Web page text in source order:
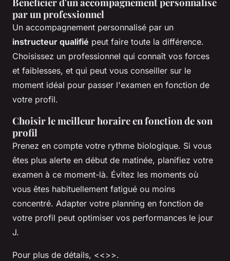
par un professionnel
Un accompagnement personnalisé par un
instructeur qualifié peut faire toute la différence.
Choisissez un professionnel qui connaît vos forces
et faiblesses, et qui peut vous conseiller sur le
moment idéal pour passer l'examen en fonction de
votre profil.
Choisir le meilleur horaire en fonction de son
profil
Prenez en compte votre rythme biologique. Si vous
êtes plus alerte en début de matinée, planifiez votre
examen à ce moment-là. Évitez les moments où
vous êtes habituellement fatigué ou moins
concentré. Adapter votre planning en fonction de
votre profil peut optimiser vos performances le jour
J.
Pour plus de détails, <<>>.